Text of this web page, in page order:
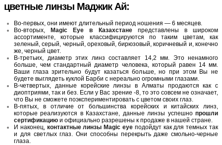
цветные линзы Маджик Ай:
Во-первых, они имеют длительный период ношения — 6 месяцев.
Во-вторых,
Magic Eye в Казахстанепредставлены в широком
ассортименте, которые классифицируются по таким цветам, как
зеленый, серый, черный, ореховый, бирюзовый, коричневый и, конечно
же, черный цвет.
В-третьих, диаметр этих линз составляет 14,2 мм. Это ненамного
больше, чем стандартный диаметр человека, который равен 14 мм.
Ваши глаза зрительно будут казаться больше, но при этом Вы не
будете выглядеть куклой Барби с нереально огромными глазами.
В-четвертых, данные корейские линзы в Алматы продаются как с
диоптриями, так и без. Если у Вас зрение -8, то это совсем не означает,
что Вы не сможете поэкспериментировать с цветом своих глаз.
В-пятых, в отличие от большинства корейских и китайских линз,
которые реализуются в Казахстане, данные линзы успешно прошли
сертификацию и официально разрешены к продаже в нашей стране.
И наконец,контактные линзы Magic eye подойдут как для темных так
и для светлых глаз. Они способны перекрыть даже смольно-черные
глаза.